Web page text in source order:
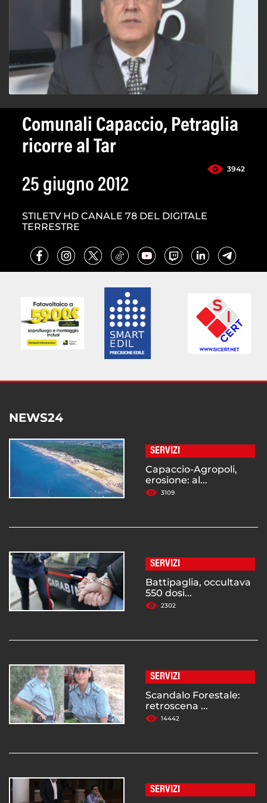
Comunali Capaccio, Petraglia
ricorre al Tar
3942
25 giugno 2012
STILETV HD CANALE 78 DEL DIGITALE
TERRESTRE
NEWS24
SERVIZI
Capaccio-Agropoli,
erosione: al...
3109
SERVIZI
Battipaglia, occultava
550 dosi...
2302
SERVIZI
Scandalo Forestale:
retroscena ...
14442
SERVIZI